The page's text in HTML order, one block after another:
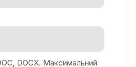
DOCX. Максимальний